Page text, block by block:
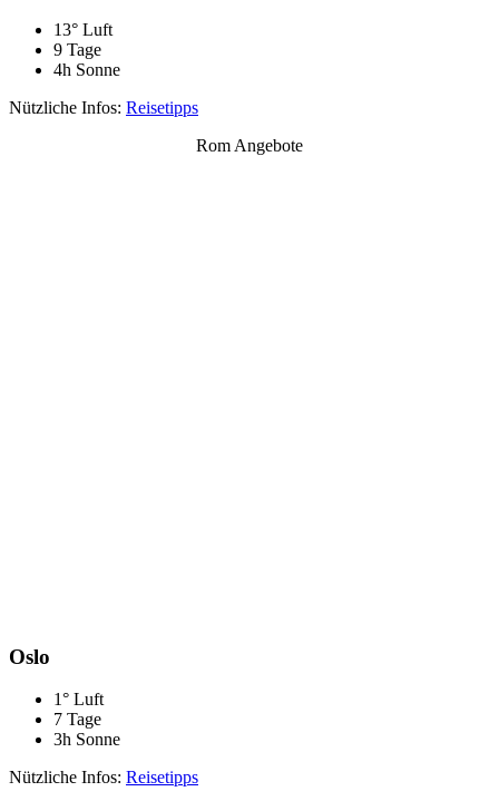
13° Luft
9 Tage
4h Sonne
Nützliche Infos: Reisetipps
Rom Angebote
Oslo
1° Luft
7 Tage
3h Sonne
Nützliche Infos: Reisetipps